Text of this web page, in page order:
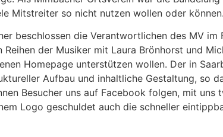
Mitstreiter so nicht nutzen wollen oder
beschlossen die Verantwortlichen des MV
Reihen der Musiker mit Laura Brönhorst und
Homepage unterstützen wollen. Der in
Aufbau und inhaltliche Gestaltung, so
Besucher uns auf Facebook folgen, mit uns
Logo geschuldet auch die schneller